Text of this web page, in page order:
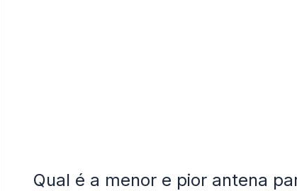
Qual é a menor e pior antena